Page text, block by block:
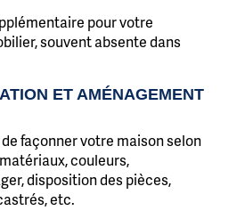
pour votre
souvent absente dans
ET AMÉNAGEMENT
façonner votre maison selon
couleurs,
disposition des pièces,
etc.